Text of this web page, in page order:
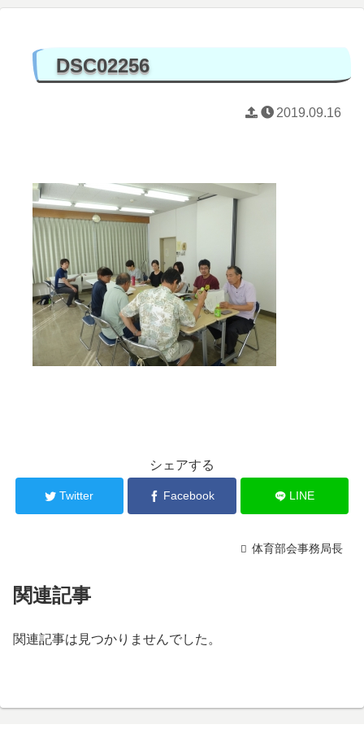
DSC02256
2019.09.16
シェアする
Twitter Facebook LINE
体育部会事務局長
関連記事
関連記事は見つかりませんでした。